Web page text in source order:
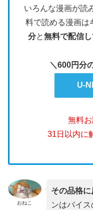
いろんな漫画が読
料で読める漫画は
分と無料で配信
＼600円分
U-
無料お
31日以内に
おねこ
その品格に
ンはバイ